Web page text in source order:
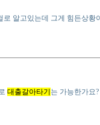
로 알고있는데 그게 힘든상황
대출갈아타기 는 가능한가요